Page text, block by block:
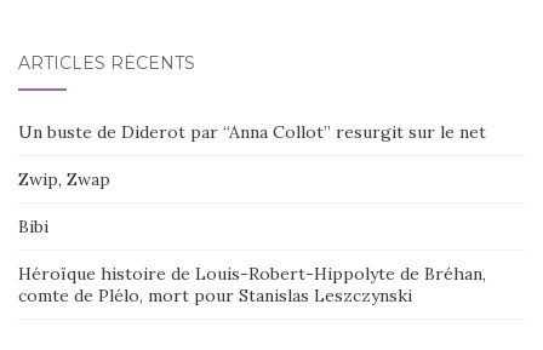
ARTICLES RÉCENTS
Un buste de Diderot par “Anna Collot” resurgit sur le net
Zwip, Zwap
Bibi
Héroïque histoire de Louis-Robert-Hippolyte de Bréhan,
comte de Plélo, mort pour Stanislas Leszczynski